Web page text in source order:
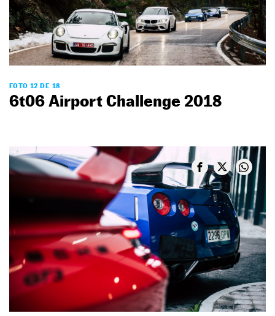
FOTO 12 DE 18
6t06 Airport Challenge 2018